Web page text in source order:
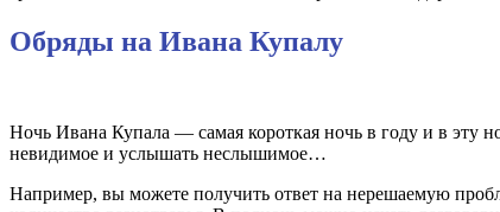
Обряды на Ивана Купалу
Ночь Ивана Купала — самая короткая ночь в году и в эту
невидимое и услышать неслышимое…
Например, вы можете получить ответ на нерешаемую